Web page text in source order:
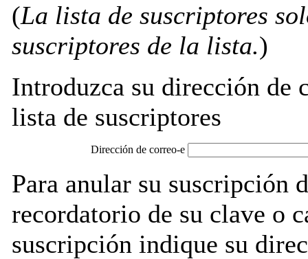
(La lista de suscriptores
suscriptores de la lista.)
Introduzca su dirección de
lista de suscriptores
Dirección de correo-e
Para anular su suscripción
recordatorio de su clave o
suscripción indique su